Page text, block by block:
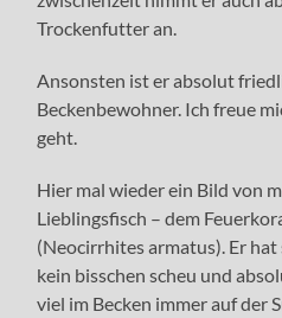
Trockenfutter an.
Ansonsten ist er absolut
Beckenbewohner. Ich freue
geht.
Hier mal wieder ein Bild von
Lieblingsfisch – dem
(Neocirrhites armatus). Er
kein bisschen scheu und
viel im Becken immer auf der